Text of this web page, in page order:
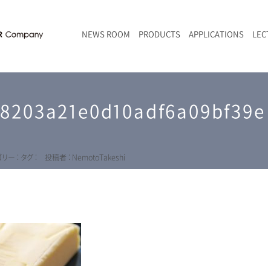
NEWS ROOM PRODUCTS
マン顕微鏡
LIBcell charge | 充放電in-situラマン測定
APPLICATIONS
ポリマー（高分子）・樹脂
オンラインセミナー
アクセス
ー : タグ : 投稿者 : NemotoTakeshi